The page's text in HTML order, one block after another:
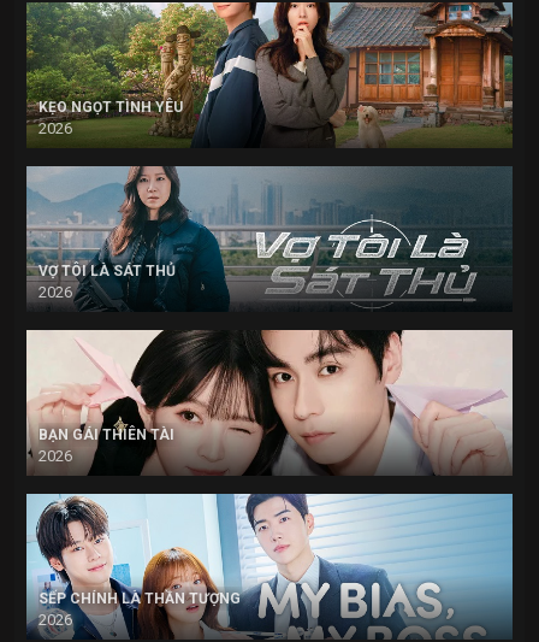
KẸO NGỌT TÌNH YÊU
2026
VỢ TÔI LÀ SÁT THỦ
2026
BẠN GÁI THIÊN TÀI
2026
SẾP CHÍNH LÀ THẦN TƯỢNG
2026